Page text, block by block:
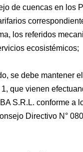
de cuencas en los
los referidos
ecosistémicos;
se debe mantener
que vienen
S.R.L. conforme a
Directivo N°